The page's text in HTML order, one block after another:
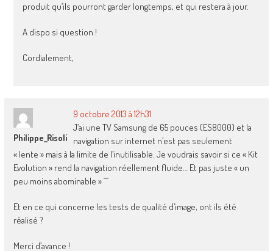
produit qu’ils pourront garder longtemps, et qui restera à jour.
A dispo si question !
Cordialement,
Philippe_Risoli
9 octobre 2013 à 12h31
J’ai une TV Samsung de 65 pouces (ES8000) et la
navigation sur internet n’est pas seulement
« lente » mais à la limite de l’inutilisable. Je voudrais savoir si ce « Kit
Evolution » rend la navigation réellement fluide… Et pas juste « un
peu moins abominable » ^^
Et en ce qui concerne les tests de qualité d’image, ont ils été
réalisé ?
Merci d’avance !